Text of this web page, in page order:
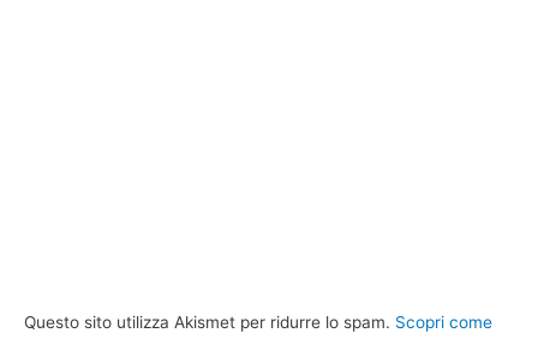
Questo sito utilizza Akismet per ridurre lo spam. Scopri come